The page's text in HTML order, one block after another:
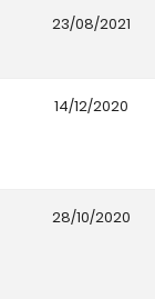
23/08/2021
14/12/2020
28/10/2020